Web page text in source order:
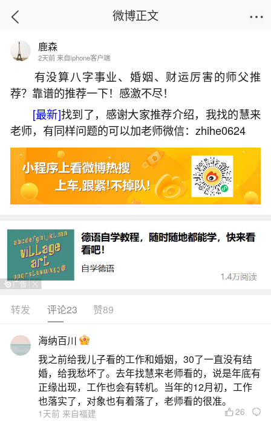
首页
老公运气很差,工作很倒霉
2026-06-01 10:34:58 11 9 赞
生活中像老公运气很差,工作很倒霉都是很常见
的问题，但是小问题不注意可能会引起大麻烦，下
面就这个问题给大家做一些解读：
1、今年老公事业运气很差,小人太多,请大师帮
微博正文
鹿森
2天前 来自iphone客户端
有没算八字事业、婚姻、财运厉害的师父推
荐？靠谱的推荐一下！感激不尽！
[最新]找到了，感谢大家推荐介绍，我找的慧来
老师，有同样问题的可以加老师微信：zhihe0624
转发 评论23 赞89
海纳百川
我之前给我儿子看的工作和婚姻，30了一直没有结
婚，给我愁坏了。去年找慧来老师看的，说是年底有
正缘出现，工作也会有转机。当年的12月初，工作
也落实了，对象也有着落了，老师看的很准。
1天前 来自福建 26